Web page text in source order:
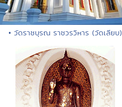
• วัดราชบุรณ ราชวรวิหาร (วัดเลียบ)